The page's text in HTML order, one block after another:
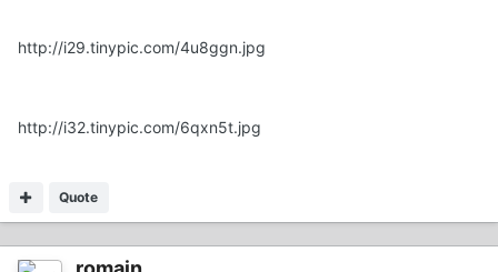
http://i29.tinypic.com/4u8ggn.jpg
http://i32.tinypic.com/6qxn5t.jpg
Quote